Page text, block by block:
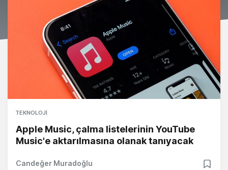
TEKNOLOJI
Apple Music, çalma listelerinin YouTube
Music'e aktarılmasına olanak tanıyacak
Candeğer Muradoğlu